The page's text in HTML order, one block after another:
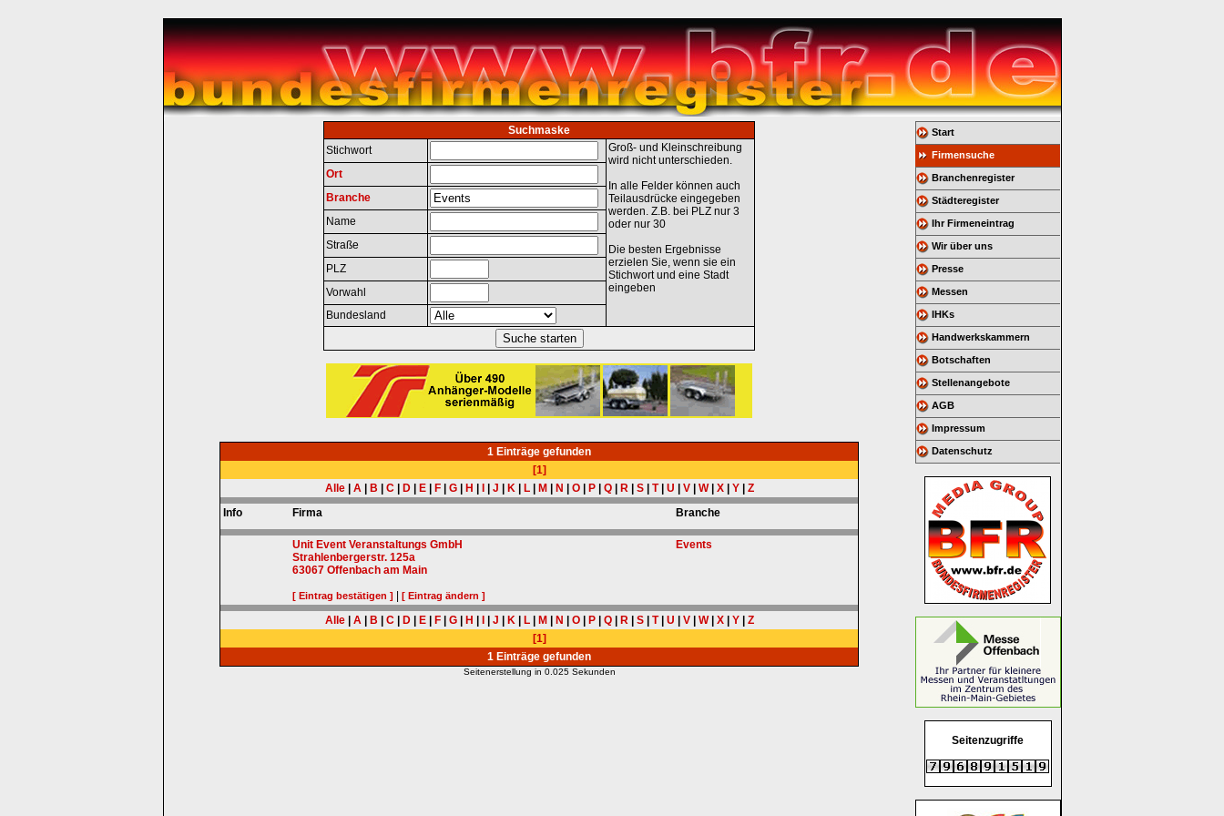
Suchmaske
Stichwort
Groß- und Kleinschreibung
wird nicht unterschieden.
In alle Felder können auch
Teilausdrücke eingegeben
werden. Z.B. bei PLZ nur 3
oder nur 30
Die besten Ergebnisse
erzielen Sie, wenn sie ein
Stichwort und eine Stadt
eingeben
Ort
Branche
Name
Straße
PLZ
Vorwahl
Bundesland
1 Einträge gefunden
[1]
Alle| A| B C| D| E| F| G| H J K| L| M N O| P| Q| R| S| T| U V| W| X| Y| Z
Info
Firma Branche
Unit Event Veranstaltungs GmbH
Strahlenbergerstr. 125a
63067 Offenbach am Main
[ Eintrag bestätigen ] [ Eintrag ändern ]
Events
Alle| A| B C| D| E| F| G| H J K| L| M N O| P| Q| R| S| T| U V| W| X| Y| Z
[1]
1 Einträge gefunden
Seitenerstellung in 0.025 Sekunden
Start
Firmensuche
Branchenregister
Städteregister
Ihr Firmeneintrag
Wir über uns
Presse
Messen
IHKs
Handwerkskammern
Botschaften
Stellenangebote
AGB
Impressum
Datenschutz
Seitenzugriffe